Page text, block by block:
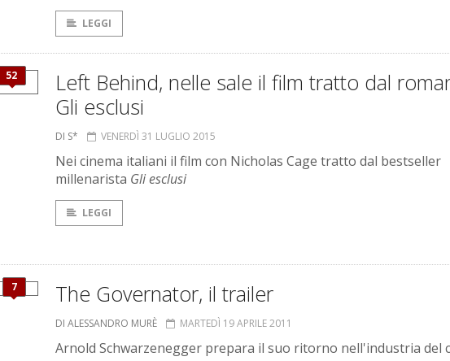
LEGGI
52
Left Behind, nelle sale il film tratto dal
Gli esclusi
DI S* VENERDÌ 31 LUGLIO 2015
Nei cinema italiani il film con Nicholas Cage tratto dal bestseller
millenarista Gli esclusi
LEGGI
7 The Governator, il trailer
DI ALESSANDRO MURÈ MARTEDÌ 19 APRILE 2011
Arnold Schwarzenegger prepara il suo ritorno nell'industria del